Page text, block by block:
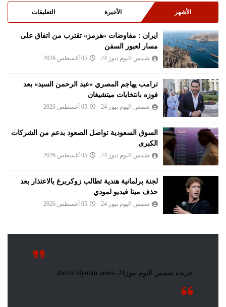
الأشهر الأخيرة التعليقات
ايران : مفاوضات «هرمز» تقترب من اتفاق على
مسار لعبور السفن
شمس اليوم نيوز 24 05 أغسطس 2026
ترامب يهاجم المصري «عبد الرحمن السيد» بعد
فوزه بانتخابات ميتشيغان
شمس اليوم نيوز 24 05 أغسطس 2026
السوق السعودية تواصل الصعود بدعم من الشركات
الكبرى
شمس اليوم نيوز 24 05 أغسطس 2026
لجنة برلمانية هندية تطالب زوكربرغ بالاعتذار بعد
حذف ميتا فيديو لمودي
شمس اليوم نيوز 24 05 أغسطس 2026